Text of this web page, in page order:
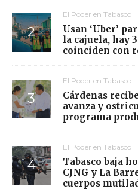
El Poder en Tabasco
Usan ‘Uber’
la cajuela, hay
coinciden con
El Poder en Tabasco
Cárdenas
avanza y
programa
El Poder en Tabasco
Tabasco baja
CJNG y La
cuerpos